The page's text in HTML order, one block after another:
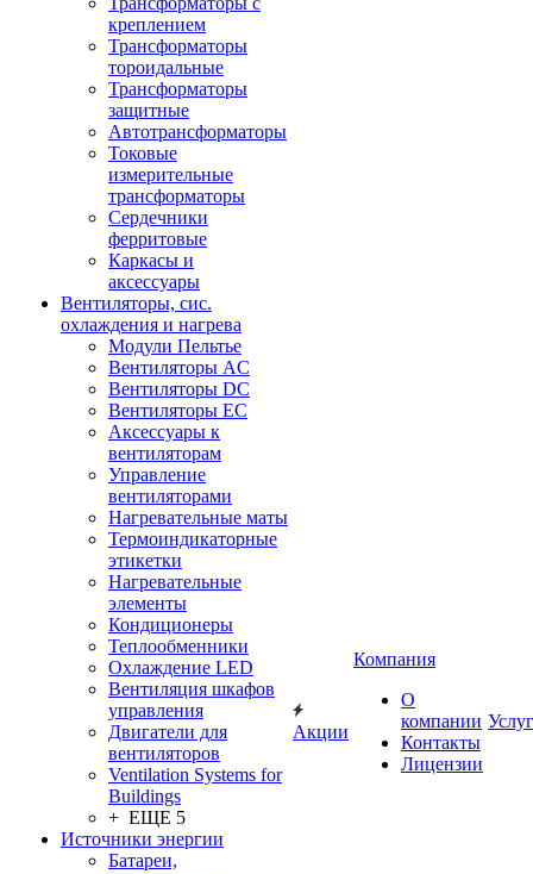
креплением
Трансформаторы
тороидальные
Трансформаторы
защитные
Автотрансформаторы
Токовые
измерительные
трансформаторы
Сердечники
ферритовые
Каркасы и
аксессуары
Вентиляторы, сис.
охлаждения и нагрева
Модули Пельтье
Вентиляторы AC
Вентиляторы DC
Вентиляторы EC
Аксессуары к
вентиляторам
Управление
вентиляторами
Нагревательные маты
Термоиндикаторные
этикетки
Нагревательные
элементы
Кондиционеры
Теплообменники
Охлаждение LED
Вентиляция шкафов
управления
Двигатели для
вентиляторов
Ventilation Systems for
Buildings
+ ЕЩЕ 5
Источники энергии
Батареи,
Акции
Компания
О
компании
Контакты
Лицензии